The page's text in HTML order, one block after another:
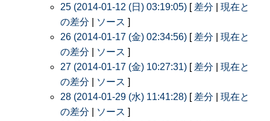
25 (2014-01-12 (日) 03:19:05) [ 差分
現在と
の差分
ソース ]
26 (2014-01-17 (金) 02:34:56) [ 差分
現在と
の差分
ソース ]
27 (2014-01-17 (金) 10:27:31) [ 差分
現在と
の差分
ソース ]
28 (2014-01-29 (水) 11:41:28) [ 差分
現在と
の差分
ソース ]